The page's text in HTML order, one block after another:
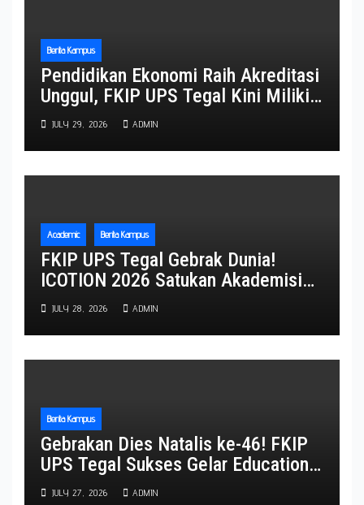
Berita Kampus
Pendidikan Ekonomi Raih Akreditasi
Unggul, FKIP UPS Tegal Kini Miliki
Lima Program Studi Berpredikat
JULY 29, 2026 ADMIN
Academic Berita Kampus
FKIP UPS Tegal Gebrak Dunia!
ICOTION 2026 Satukan Akademisi
Empat Negara, Perkuat Diplomasi
JULY 28, 2026 ADMIN
Berita Kampus
Gebrakan Dies Natalis ke-46! FKIP
UPS Tegal Sukses Gelar Education
Expo 2026, Ribuan Pengunjung
JULY 27, 2026 ADMIN